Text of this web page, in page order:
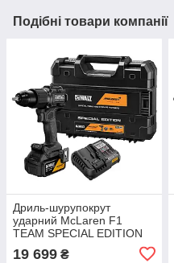
Подібні товари компанії
Дриль-шурупокрут
ударний McLaren F1
TEAM SPECIAL EDITION
19 699 ₴